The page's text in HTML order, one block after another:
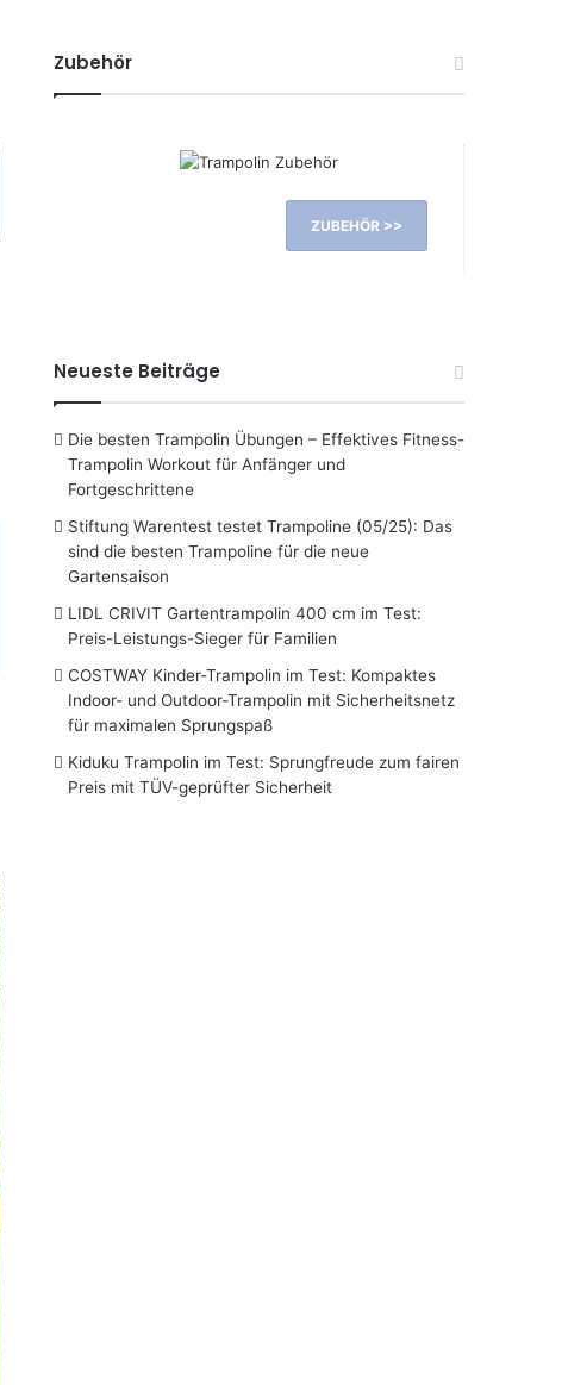
Zubehör
ZUBEHÖR >>
Neueste Beiträge
Die besten Trampolin Übungen – Effektives Fitness-
Trampolin Workout für Anfänger und
Fortgeschrittene
Stiftung Warentest testet Trampoline (05/25): Das
sind die besten Trampoline für die neue
Gartensaison
LIDL CRIVIT Gartentrampolin 400 cm im Test:
Preis-Leistungs-Sieger für Familien
COSTWAY Kinder-Trampolin im Test: Kompaktes
Indoor- und Outdoor-Trampolin mit Sicherheitsnetz
für maximalen Sprungspaß
Kiduku Trampolin im Test: Sprungfreude zum fairen
Preis mit TÜV-geprüfter Sicherheit